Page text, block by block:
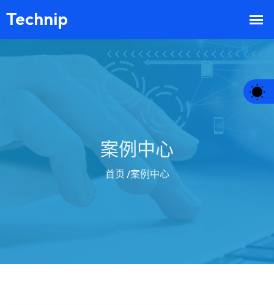
案例中心
首页 /案例中心